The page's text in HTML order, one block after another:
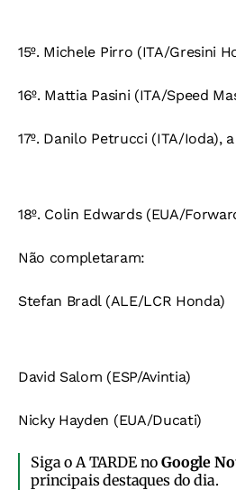
15º. Michele Pirro (ITA/Gresini
16º. Mattia Pasini (ITA/Speed
17º. Danilo Petrucci (ITA/Ioda),
18º. Colin Edwards (EUA/
Não completaram:
Stefan Bradl (ALE/LCR Honda)
David Salom (ESP/Avintia)
Nicky Hayden (EUA/Ducati)
Siga o A TARDE noGoogle
principais destaques do dia.